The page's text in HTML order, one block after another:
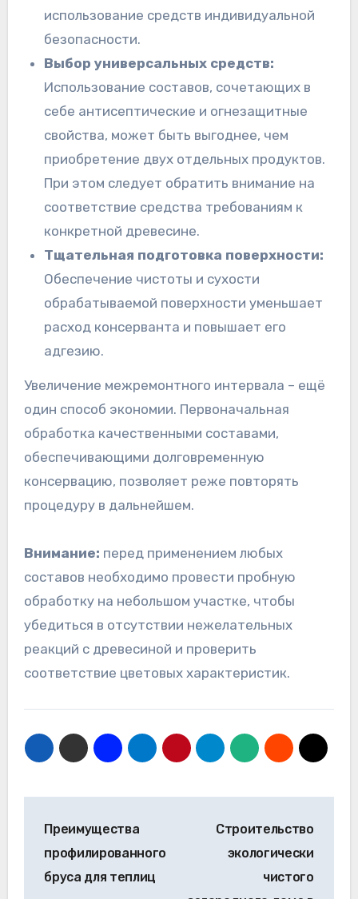
использование средств индивидуальной
безопасности.
Выбор универсальных средств:
Использование составов, сочетающих в
себе антисептические и огнезащитные
свойства, может быть выгоднее, чем
приобретение двух отдельных продуктов.
При этом следует обратить внимание на
соответствие средства требованиям к
конкретной древесине.
Тщательная подготовка поверхности:
Обеспечение чистоты и сухости
обрабатываемой поверхности уменьшает
расход консерванта и повышает его
адгезию.
Увеличение межремонтного интервала – ещё
один способ экономии. Первоначальная
обработка качественными составами,
обеспечивающими долговременную
консервацию, позволяет реже повторять
процедуру в дальнейшем.
Внимание: перед применением любых
составов необходимо провести пробную
обработку на небольшом участке, чтобы
убедиться в отсутствии нежелательных
реакций с древесиной и проверить
соответствие цветовых характеристик.
по
записям
Преимущества
профилированного
бруса для теплиц
Строительство
экологически
чистого